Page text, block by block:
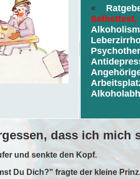
«
Selbsttest,
dass ich mich
und senkte den Kopf.
Du Dich?" fragte der kleine